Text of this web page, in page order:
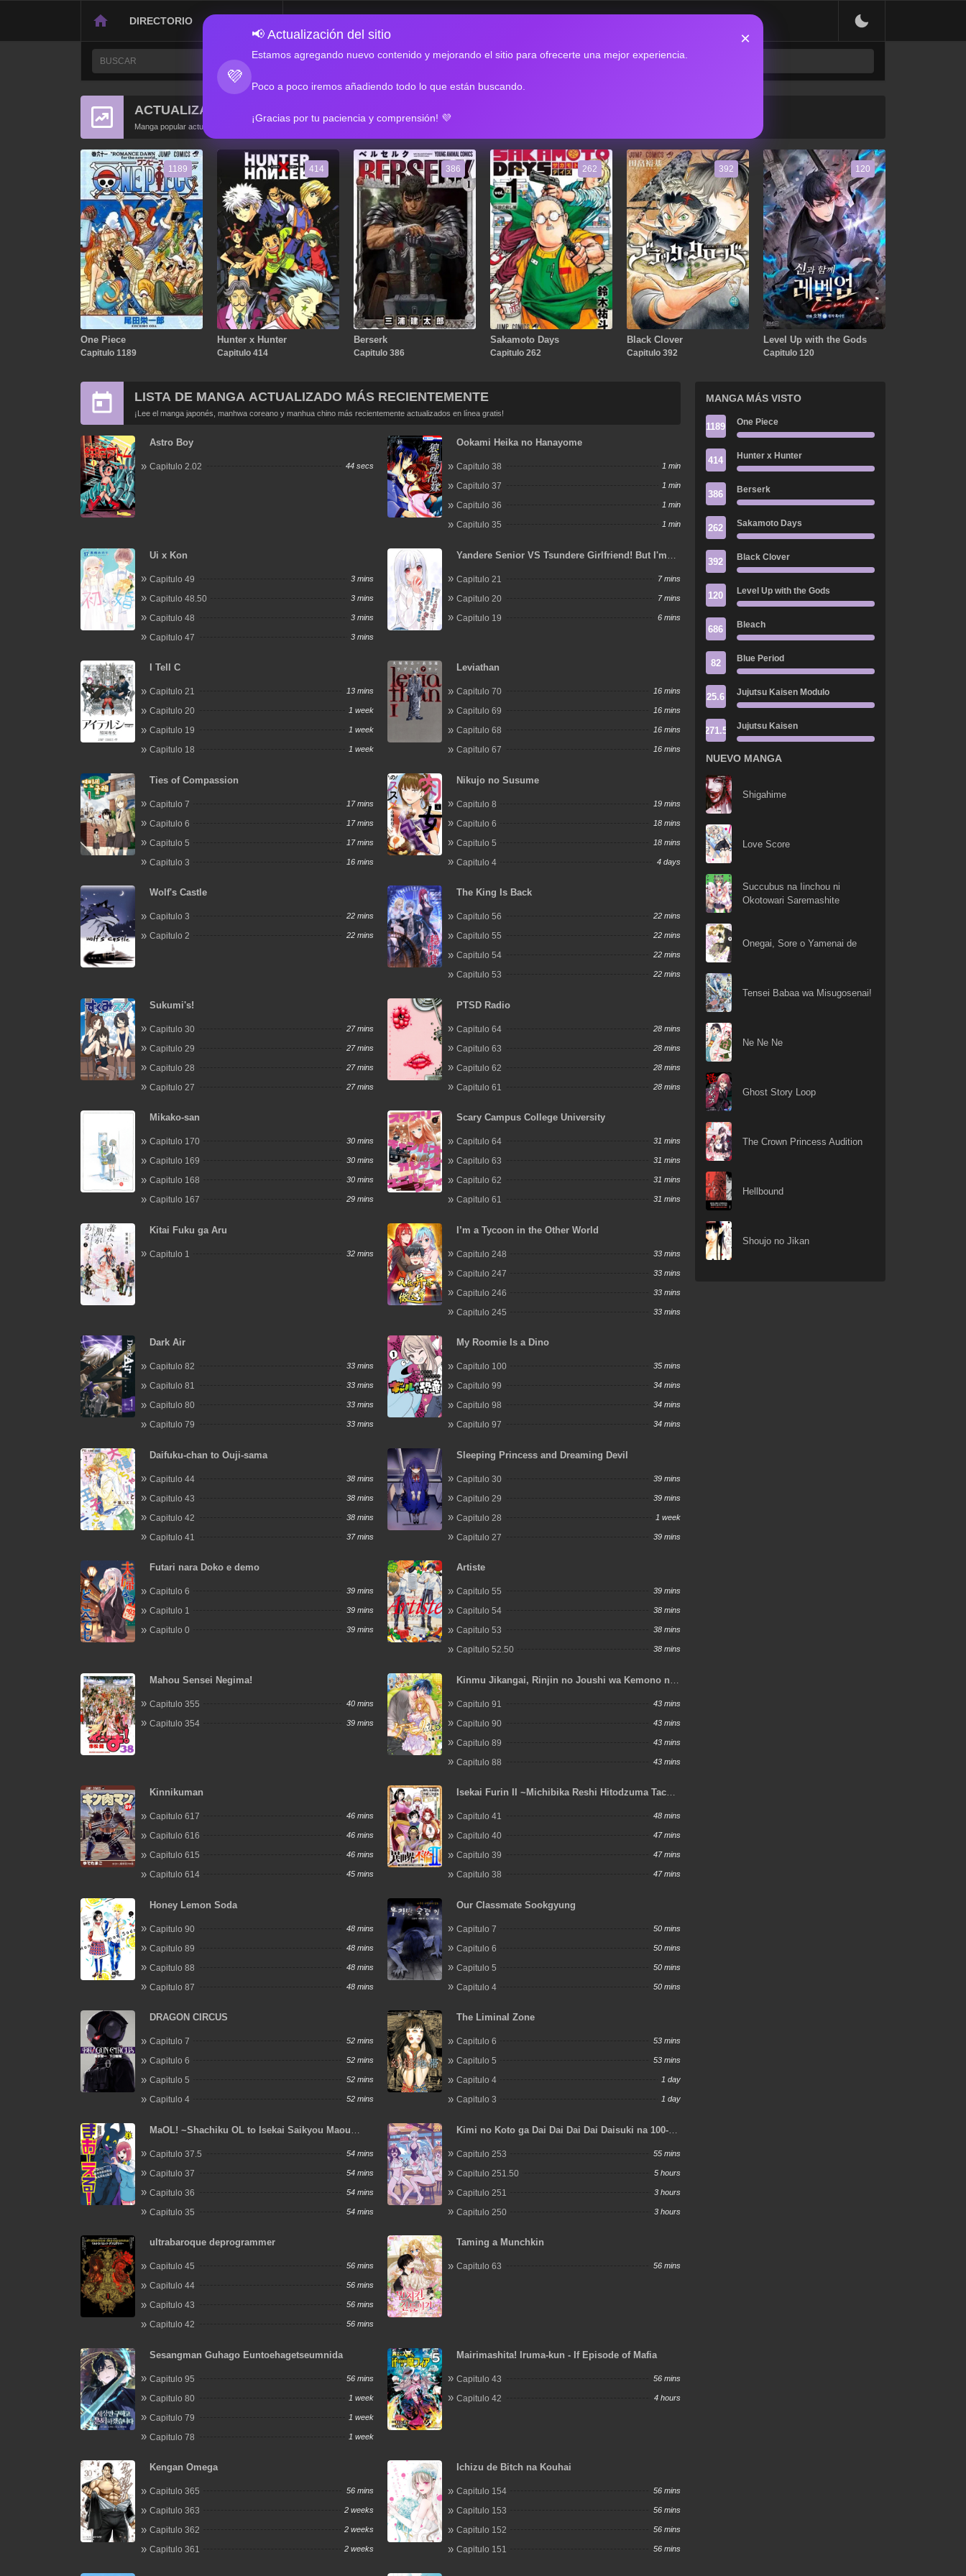
DIRECTORIO
💜
📢 Actualización del sitio
Estamos agregando nuevo contenido y mejorando el sitio para ofrecerte una mejor experiencia.
Poco a poco iremos añadiendo todo lo que están buscando.
¡Gracias por tu paciencia y comprensión! 💜
×
ACTUALIZACIONES POPULARES
Manga popular actualizado recientemente
1189
One Piece
Capitulo 1189
414
Hunter x Hunter
Capitulo 414
386
Berserk
Capitulo 386
262
Sakamoto Days
Capitulo 262
392
Black Clover
Capitulo 392
120
Level Up with the Gods
Capitulo 120
LISTA DE MANGA ACTUALIZADO MÁS RECIENTEMENTE
¡Lee el manga japonés, manhwa coreano y manhua chino más recientemente actualizados en línea gratis!
Astro Boy
Capitulo 2.02 44 secs
Ookami Heika no Hanayome
Capitulo 38 1 min
Capitulo 37 1 min
Capitulo 36 1 min
Capitulo 35 1 min
Ui x Kon
Capitulo 49 3 mins
Capitulo 48.50 3 mins
Capitulo 48 3 mins
Capitulo 47 3 mins
Yandere Senior VS Tsundere Girlfriend! But I'm
Capitulo 21 7 mins
Capitulo 20 7 mins
Capitulo 19 6 mins
I Tell C
Capitulo 21 13 mins
Capitulo 20 1 week
Capitulo 19 1 week
Capitulo 18 1 week
Leviathan
Capitulo 70 16 mins
Capitulo 69 16 mins
Capitulo 68 16 mins
Capitulo 67 16 mins
Ties of Compassion
Capitulo 7 17 mins
Capitulo 6 17 mins
Capitulo 5 17 mins
Capitulo 3 16 mins
Nikujo no Susume
Capitulo 8 19 mins
Capitulo 6 18 mins
Capitulo 5 18 mins
Capitulo 4 4 days
Wolf's Castle
Capitulo 3 22 mins
Capitulo 2 22 mins
The King Is Back
Capitulo 56 22 mins
Capitulo 55 22 mins
Capitulo 54 22 mins
Capitulo 53 22 mins
Sukumi's!
Capitulo 30 27 mins
Capitulo 29 27 mins
Capitulo 28 27 mins
Capitulo 27 27 mins
PTSD Radio
Capitulo 64 28 mins
Capitulo 63 28 mins
Capitulo 62 28 mins
Capitulo 61 28 mins
Mikako-san
Capitulo 170 30 mins
Capitulo 169 30 mins
Capitulo 168 30 mins
Capitulo 167 29 mins
Scary Campus College University
Capitulo 64 31 mins
Capitulo 63 31 mins
Capitulo 62 31 mins
Capitulo 61 31 mins
Kitai Fuku ga Aru
Capitulo 1 32 mins
I’m a Tycoon in the Other World
Capitulo 248 33 mins
Capitulo 247 33 mins
Capitulo 246 33 mins
Capitulo 245 33 mins
Dark Air
Capitulo 82 33 mins
Capitulo 81 33 mins
Capitulo 80 33 mins
Capitulo 79 33 mins
My Roomie Is a Dino
Capitulo 100 35 mins
Capitulo 99 34 mins
Capitulo 98 34 mins
Capitulo 97 34 mins
Daifuku-chan to Ouji-sama
Capitulo 44 38 mins
Capitulo 43 38 mins
Capitulo 42 38 mins
Capitulo 41 37 mins
Sleeping Princess and Dreaming Devil
Capitulo 30 39 mins
Capitulo 29 39 mins
Capitulo 28 1 week
Capitulo 27 39 mins
Futari nara Doko e demo
Capitulo 6 39 mins
Capitulo 1 39 mins
Capitulo 0 39 mins
Artiste
Capitulo 55 39 mins
Capitulo 54 38 mins
Capitulo 53 38 mins
Capitulo 52.50 38 mins
Mahou Sensei Negima!
Capitulo 355 40 mins
Capitulo 354 39 mins
Kinmu Jikangai, Rinjin no Joushi wa Kemono ni
Capitulo 91 43 mins
Capitulo 90 43 mins
Capitulo 89 43 mins
Capitulo 88 43 mins
Kinnikuman
Capitulo 617 46 mins
Capitulo 616 46 mins
Capitulo 615 46 mins
Capitulo 614 45 mins
Isekai Furin II ~Michibika Reshi Hitodzuma Tachi
Capitulo 41 48 mins
Capitulo 40 47 mins
Capitulo 39 47 mins
Capitulo 38 47 mins
Honey Lemon Soda
Capitulo 90 48 mins
Capitulo 89 48 mins
Capitulo 88 48 mins
Capitulo 87 48 mins
Our Classmate Sookgyung
Capitulo 7 50 mins
Capitulo 6 50 mins
Capitulo 5 50 mins
Capitulo 4 50 mins
DRAGON CIRCUS
Capitulo 7 52 mins
Capitulo 6 52 mins
Capitulo 5 52 mins
Capitulo 4 52 mins
The Liminal Zone
Capitulo 6 53 mins
Capitulo 5 53 mins
Capitulo 4 1 day
Capitulo 3 1 day
MaOL! ~Shachiku OL to Isekai Saikyou Maou
Capitulo 37.5 54 mins
Capitulo 37 54 mins
Capitulo 36 54 mins
Capitulo 35 54 mins
Kimi no Koto ga Dai Dai Dai Dai Daisuki na 100-
Capitulo 253 55 mins
Capitulo 251.50 5 hours
Capitulo 251 3 hours
Capitulo 250 3 hours
ultrabaroque deprogrammer
Capitulo 45 56 mins
Capitulo 44 56 mins
Capitulo 43 56 mins
Capitulo 42 56 mins
Taming a Munchkin
Capitulo 63 56 mins
Sesangman Guhago Euntoehagetseumnida
Capitulo 95 56 mins
Capitulo 80 1 week
Capitulo 79 1 week
Capitulo 78 1 week
Mairimashita! Iruma-kun - If Episode of Mafia
Capitulo 43 56 mins
Capitulo 42 4 hours
Kengan Omega
Capitulo 365 56 mins
Capitulo 363 2 weeks
Capitulo 362 2 weeks
Capitulo 361 2 weeks
Ichizu de Bitch na Kouhai
Capitulo 154 56 mins
Capitulo 153 56 mins
Capitulo 152 56 mins
Capitulo 151 56 mins
MANGA MÁS VISTO
1189 One Piece
414 Hunter x Hunter
386 Berserk
262 Sakamoto Days
392 Black Clover
120 Level Up with the Gods
686 Bleach
82 Blue Period
25.6 Jujutsu Kaisen Modulo
271.5 Jujutsu Kaisen
NUEVO MANGA
Shigahime
Love Score
Succubus na Iinchou ni
Okotowari Saremashite
Onegai, Sore o Yamenai de
Tensei Babaa wa Misugosenai!
Ne Ne Ne
Ghost Story Loop
The Crown Princess Audition
Hellbound
Shoujo no Jikan